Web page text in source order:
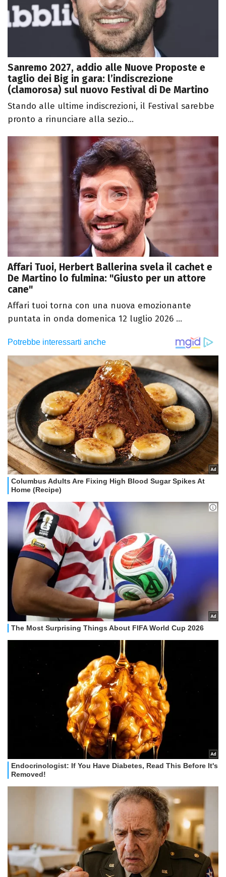
Sanremo 2027, addio alle Nuove Proposte e
taglio dei Big in gara: l’indiscrezione
(clamorosa) sul nuovo Festival di De Martino
Stando alle ultime indiscrezioni, il Festival sarebbe
pronto a rinunciare alla sezio...
Affari Tuoi, Herbert Ballerina svela il cachet e
De Martino lo fulmina: "Giusto per un attore
cane"
Affari tuoi torna con una nuova emozionante
puntata in onda domenica 12 luglio 2026 ...